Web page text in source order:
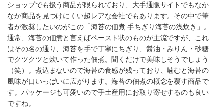
ショップでも扱う商品が限られており、大手通販サイトでもなか
なか商品を見つけにくい超レアな会社でもあります。その中で筆
者が激奨したいのがこの「海苔の佃煮 手ちぎり海苔の浅炊き」。
通常、海苔の佃煮と言えばペースト状のものが主流ですが、これ
はその名の通り、海苔を手で丁寧にちぎり、醤油・みりん・砂糖
でクツクツと炊いて作った佃煮。聞くだけで美味しそうでしょう
（笑）。煮込まないので海苔の食感が残っており、噛むと海苔の
風味が口いっぱいに広がります。海苔の佃煮の概念を覆す商品で
す。パッケージも可愛いので手土産用にお取り寄せするのも良い
ですね。